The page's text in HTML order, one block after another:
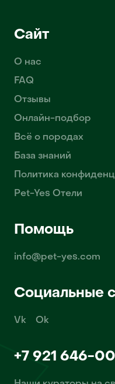
Сайт
О нас
FAQ
Отзывы
Онлайн-подбор
Всё о породах
База знаний
Политика
Pet-Yes Отели
Помощь
info@pet-yes.com
Социальные
Vk Ok
+7 921 646-